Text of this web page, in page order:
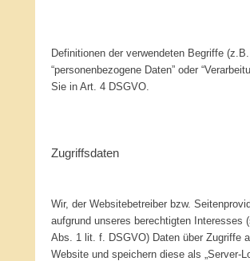
Definitionen der verwendeten Begriffe (z.B.
“personenbezogene Daten” oder
Sie in Art. 4 DSGVO.
Zugriffsdaten
Wir, der Websitebetreiber bzw.
aufgrund unseres berechtigten Interesses
Abs. 1 lit. f. DSGVO) Daten über Zugriffe
Website und speichern diese als „Server-